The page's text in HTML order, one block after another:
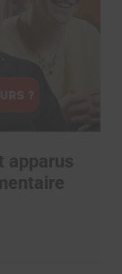
apparus